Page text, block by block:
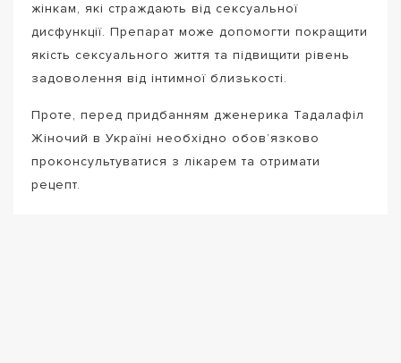
жінкам, які страждають від сексуальної
дисфункції. Препарат може допомогти покращити
якість сексуального життя та підвищити рівень
задоволення від інтимної близькості.
Проте, перед придбанням дженерика Тадалафіл
Жіночий в Україні необхідно обов’язково
проконсультуватися з лікарем та отримати
рецепт.